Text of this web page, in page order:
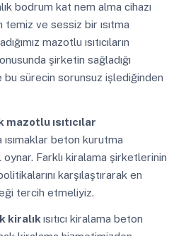
bodrum kat nem alma cihazı
temiz ve sessiz bir ısıtma
mazotlu ısıtıcıların
şirketin sağladığı
sürecin sorunsuz işlediğinden
mazotlu ısıtıcılar
ısımaklar beton kurutma
Farklı kiralama şirketlerinin
karşılaştırarak en
tercih etmeliyiz.
kiralıkısıtıcı kiralama beton